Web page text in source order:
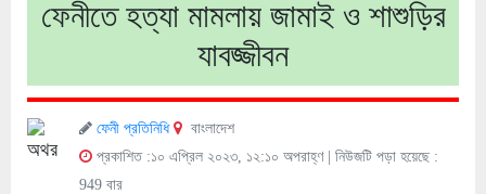
ফেনীতে হত্যা মামলায় জামাই ও শাশুড়ির
যাবজ্জীবন
ফেনী প্রতিনিধি
বাংলাদেশ
প্রকাশিত :১০ এপ্রিল ২০২৩, ১২:১০ অপরাহ্ণ
| নিউজটি পড়া হয়েছে :
949 বার